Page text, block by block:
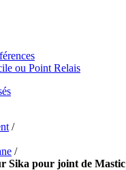
ou Point Relais
/
/
Sika pour joint de Mastic